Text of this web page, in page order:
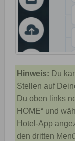
Hinweis: Du
Stellen auf
Du oben links
HOME“ und
Hotel-App
den dritten